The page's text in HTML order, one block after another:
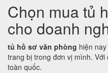
Chọn mua tủ
cho doanh
tủ hồ sơ văn phòng hiện
trang bị trong đơn vị mình.
toàn quốc.